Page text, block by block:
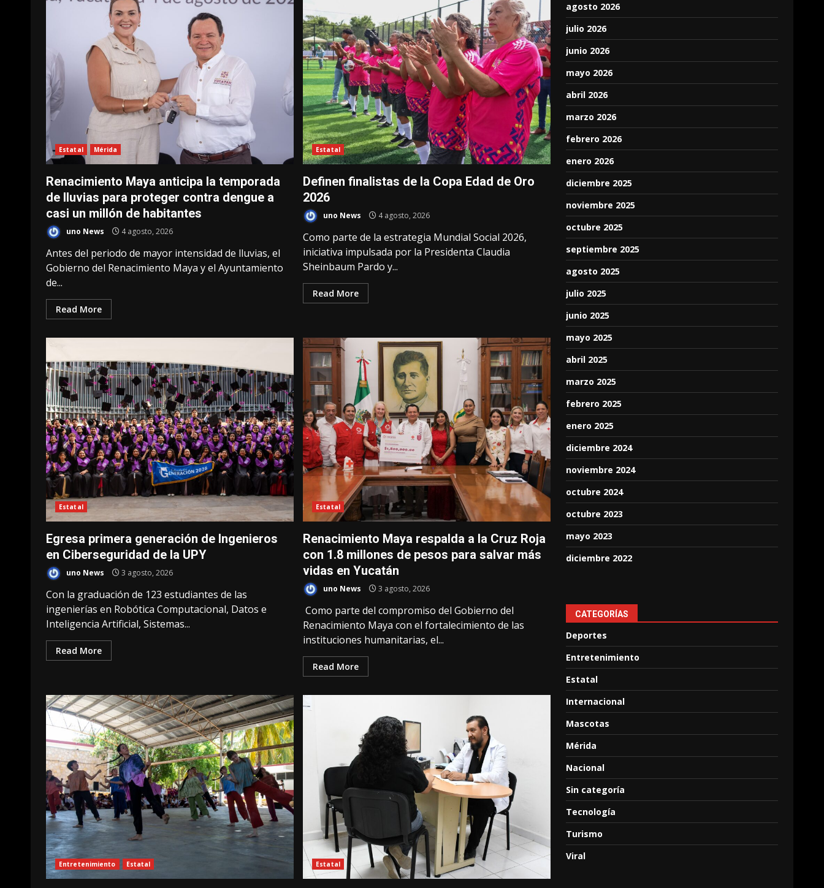
Estatal Mérida
Renacimiento Maya anticipa la temporada
de lluvias para proteger contra dengue a
casi un millón de habitantes
uno News 4 agosto, 2026
Antes del periodo de mayor intensidad de lluvias, el
Gobierno del Renacimiento Maya y el Ayuntamiento
de...
Read More
Estatal
Definen finalistas de la Copa Edad de Oro
2026
uno News 4 agosto, 2026
Como parte de la estrategia Mundial Social 2026,
iniciativa impulsada por la Presidenta Claudia
Sheinbaum Pardo y...
Read More
Estatal
Egresa primera generación de Ingenieros
en Ciberseguridad de la UPY
uno News 3 agosto, 2026
Con la graduación de 123 estudiantes de las
ingenierías en Robótica Computacional, Datos e
Inteligencia Artificial, Sistemas...
Read More
Estatal
Renacimiento Maya respalda a la Cruz Roja
con 1.8 millones de pesos para salvar más
vidas en Yucatán
uno News 3 agosto, 2026
Como parte del compromiso del Gobierno del
Renacimiento Maya con el fortalecimiento de las
instituciones humanitarias, el...
Read More
Entretenimiento Estatal Estatal
agosto 2026
julio 2026
junio 2026
mayo 2026
abril 2026
marzo 2026
febrero 2026
enero 2026
diciembre 2025
noviembre 2025
octubre 2025
septiembre 2025
agosto 2025
julio 2025
junio 2025
mayo 2025
abril 2025
marzo 2025
febrero 2025
enero 2025
diciembre 2024
noviembre 2024
octubre 2024
octubre 2023
mayo 2023
diciembre 2022
CATEGORÍAS
Deportes
Entretenimiento
Estatal
Internacional
Mascotas
Mérida
Nacional
Sin categoría
Tecnología
Turismo
Viral